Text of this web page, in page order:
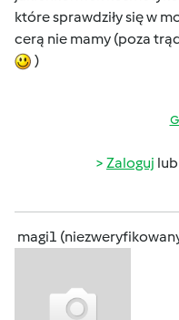
które sprawdziły się w
cerą nie mamy (poza
)
Zaloguj lub
magi1